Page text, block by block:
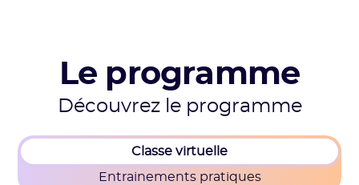
Le programme
Découvrez le programme
Classe virtuelle
Entrainements pratiques